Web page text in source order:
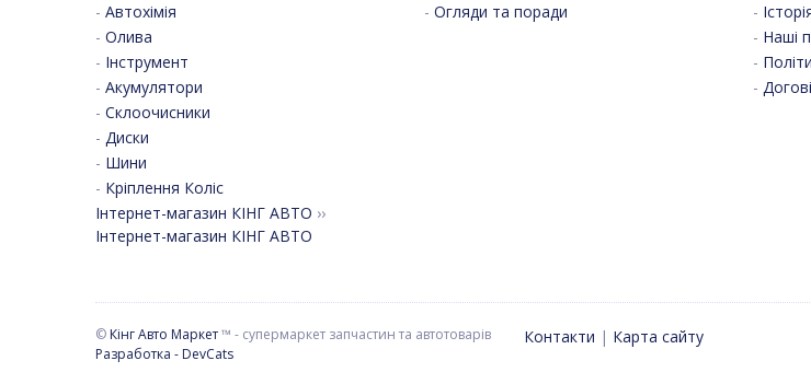
- Автохімія
- Олива
- Інструмент
- Акумулятори
- Склоочисники
- Диски
- Шини
- Кріплення Коліс
Інтернет-магазин КІНГ АВТО ››
Інтернет-магазин КІНГ АВТО
- Огляди та поради
-
- Наші
-
-
© Кінг Авто Маркет™ - супермаркет запчастин та автотоварів
Разработка - DevCats
Контакти | Карта сайту